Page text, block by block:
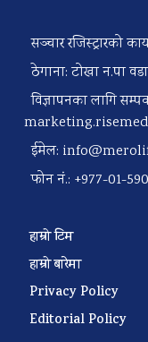
सञ्चार रजिस्ट्रारको
ठेगाना: टोखा न.पा
विज्ञापनका लागि
ईमेल:
फोन नं.: +977-01-
हाम्रो टिम
हाम्रो बारेमा
Privacy Policy
Editorial Policy